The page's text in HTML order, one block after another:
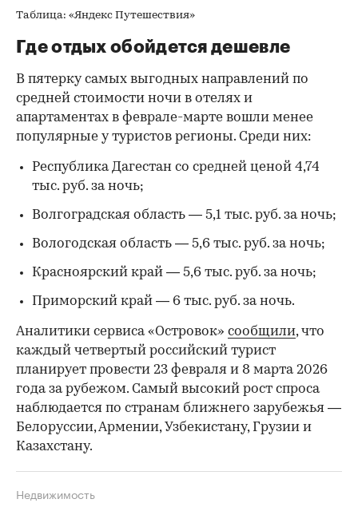
Таблица: «Яндекс Путешествия»
Где отдых обойдется дешевле
В пятерку самых выгодных направлений по
средней стоимости ночи в отелях и
апартаментах в феврале-марте вошли менее
популярные у туристов регионы. Среди них:
Республика Дагестан со средней ценой 4,74
тыс. руб. за ночь;
Волгоградская область — 5,1 тыс. руб. за ночь;
Вологодская область — 5,6 тыс. руб. за ночь;
Красноярский край — 5,6 тыс. руб. за ночь;
Приморский край — 6 тыс. руб. за ночь.
Аналитики сервиса «Островок» сообщили, что
каждый четвертый российский турист
планирует провести 23 февраля и 8 марта 2026
года за рубежом. Самый высокий рост спроса
наблюдается по странам ближнего зарубежья —
Белоруссии, Армении, Узбекистану, Грузии и
Казахстану.
Недвижимость